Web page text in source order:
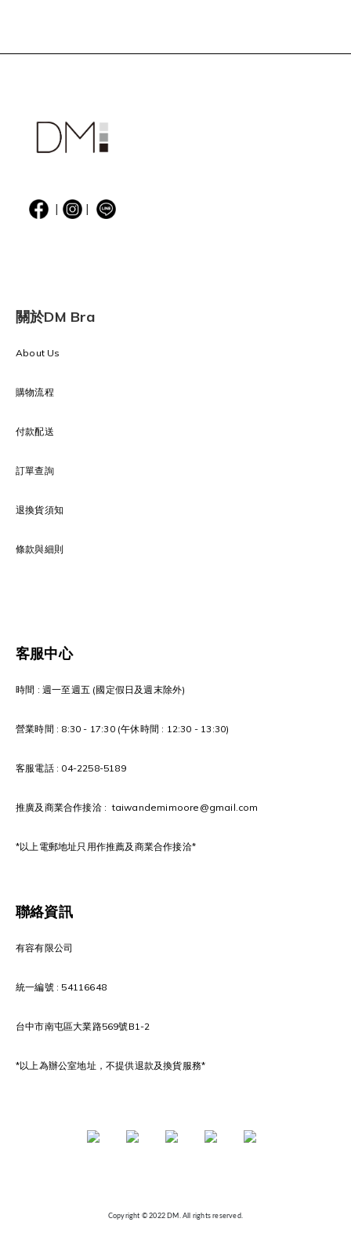
| |
關於DM Bra
About Us
購物流程
付款配送
訂單查詢
退換貨須知
條款與細則
客服中心
時間 : 週一至週五 (國定假日及週末除外)
營業時間 : 8:30 - 17:30 (午休時間 : 12:30 - 13:30)
客服電話 : 04-2258-5189
推廣及商業合作接洽 : taiwandemimoore@gmail.com
*以上電郵地址只用作推薦及商業合作接洽*
聯絡資訊
有容有限公司
統一編號 : 54116648
台中市南屯區大業路569號B1-2
*以上為辦公室地址，不提供退款及換貨服務*
Copyright © 2022 DM. All rights reserved.